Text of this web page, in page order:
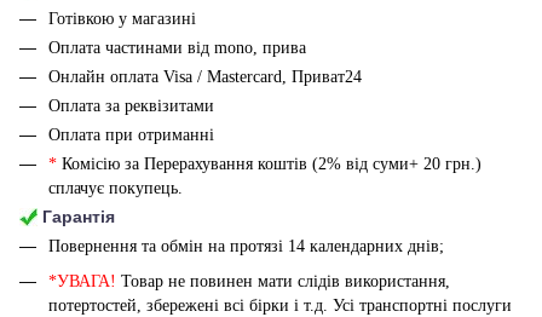
Готівкою у магазині
Оплата частинами від mono, прива
Онлайн оплата Visa / Mastercard, Приват24
Оплата за реквізитами
Оплата при отриманні
* Комісію за Перерахування коштів (2% від суми+ 20 грн.)
сплачує покупець.
Гарантія
Повернення та обмін на протязі 14 календарних днів;
*УВАГА! Товар не повинен мати слідів використання,
потертостей, збережені всі бірки і т.д. Усі транспортні послуги